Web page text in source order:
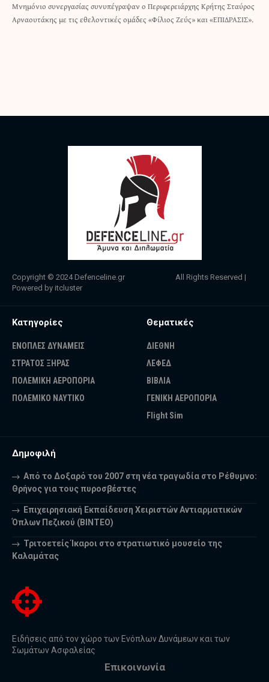
Μνημόνιο συνεργασίας συνυπέγραψαν ο Περιφερειάρχης Κρήτης Σταύρος
Αρναουτάκης με τις εθελοντικές ομάδες «Φίλιος Ζεύς» και «ΕΠΙΔΡΑΣΙΣ».
Copyright © 2024 Defenceline.gr All Rights Reserved |
Powered by itcluster
Κατηγορίες
ΕΝΟΠΛΕΣ ΔΥΝΑΜΕΙΣ
ΣΤΡΑΤΟΣ ΞΗΡΑΣ
ΠΟΛΕΜΙΚΗ ΑΕΡΟΠΟΡΙΑ
ΠΟΛΕΜΙΚΟ ΝΑΥΤΙΚΟ
Θεματικές
ΔΙΕΘΝΗ
ΛΕΦΕΔ
ΒΙΒΛΙΑ
ΓΕΝΙΚΗ ΑΕΡΟΠΟΡΙΑ
Flight Sim
Δημοφιλή
Από το Δοξαρό του 2007 στη νέα τραγωδία στο Ρέθυμνο:
Θρήνος για τους πυροσβέστες
Επιχειρησιακή Εκπαίδευση Χειριστών Αντιαρματικών
Όπλων Πεζικού (ΒΙΝΤΕΟ)
Τριτοετείς Ίκαροι στο στρατιωτικό μουσείο της
Καλαμάτας
Ειδήσεις από τον χώρο των Ενόπλων Δυνάμεων και των
Σωμάτων Ασφαλείας
Επικοινωνία